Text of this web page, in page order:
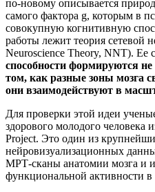
по-новому описывается
самого фактора g, которым в
совокупную когнитивную
работы лежит теория сетевой
Neuroscience Theory, NNT). Ее
способности формируются
том, как разные зоны мозга
они взаимодействуют в
Для проверки этой идеи
здорового молодого человека
Project. Это один из
нейровизуализационных
МРТ-сканы анатомии мозга и
функциональной активности в